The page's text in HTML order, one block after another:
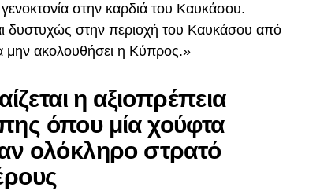
στην καρδιά του Καυκάσου.
δυστυχώς στην περιοχή του Καυκάσου από
μην ακολουθήσει η Κύπρος.»
η αξιοπρέπεια
όπου μία χούφτα
ολόκληρο στρατό